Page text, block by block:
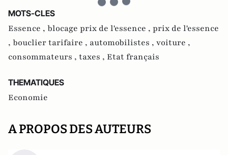
MOTS-CLES
Essence , blocage prix de l'essence , prix de l'essence
, bouclier tarifaire , automobilistes , voiture ,
consommateurs , taxes , Etat français
THEMATIQUES
Economie
A PROPOS DES AUTEURS